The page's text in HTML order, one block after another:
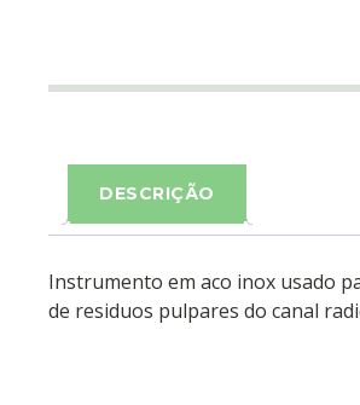
DESCRIÇÃO
Instrumento em aco inox usado
de residuos pulpares do canal